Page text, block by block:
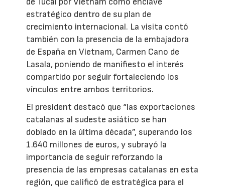
estratégico dentro de su plan de
crecimiento internacional. La visita contó
también con la presencia de la embajadora
de España en Vietnam, Carmen Cano de
Lasala, poniendo de manifiesto el interés
compartido por seguir fortaleciendo los
vínculos entre ambos territorios.
El president destacó que “las exportaciones
catalanas al sudeste asiático se han
doblado en la última década”, superando los
1.640 millones de euros, y subrayó la
importancia de seguir reforzando la
presencia de las empresas catalanas en esta
región, que calificó de estratégica para el